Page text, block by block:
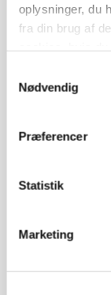
oplysninger, du
fra din brug af
Nødvendig
Præferencer
Statistik
Marketing
blevet